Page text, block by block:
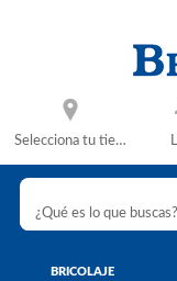
Selecciona tu tienda
BRICOLAJE